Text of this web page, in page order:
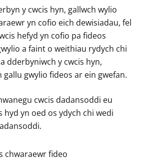
y cwcis hyn, gallwch wylio
yn cofio eich dewisiadau, fel
hefyd yn cofio pa fideos
a faint o weithiau rydych chi
dderbyniwch y cwcis hyn,
gwylio fideos ar ein gwefan.
cwcis dadansoddi eu
hyd yn oed os ydych chi wedi
chwaraewr fideo